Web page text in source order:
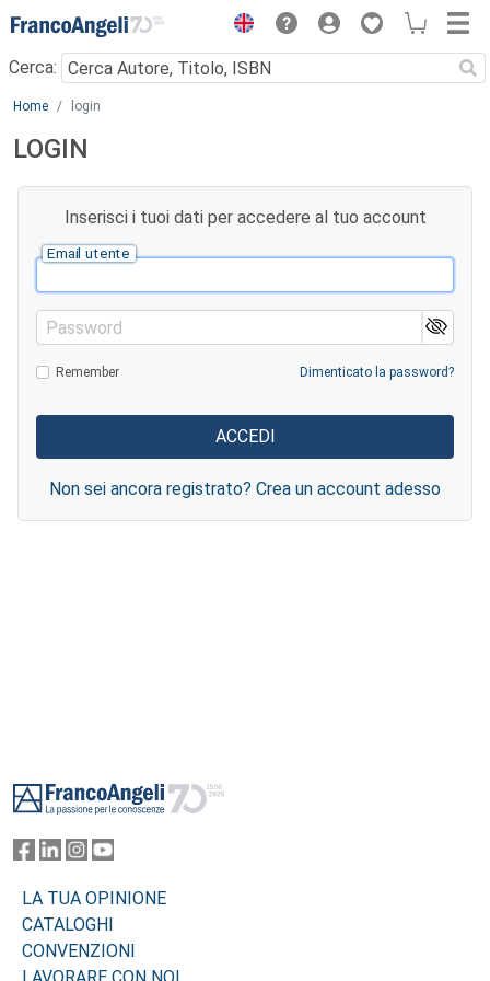
Menu
Cerca:
Main content
Home login
LOGIN
Inserisci i tuoi dati per accedere al tuo account
Email utente
Password
Remember Dimenticato la password?
Non sei ancora registrato? Crea un account adesso
LA TUA OPINIONE
CATALOGHI
CONVENZIONI